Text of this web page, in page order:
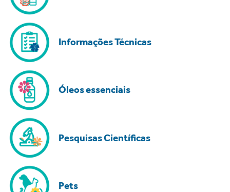
Informações Técnicas
Óleos essenciais
Pesquisas Científicas
Pets